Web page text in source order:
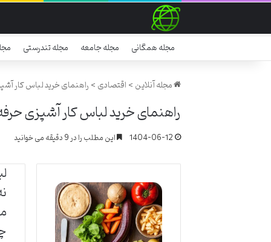
مجله همگانی مجله جامعه مجله تندرستی
مجله آنلاین>اقتصادی>راهنمای خرید لباس کار
راهنمای خرید لباس کار آشپزی
1404-06-12 این مطلب را در 9 دقیقه می خوانید